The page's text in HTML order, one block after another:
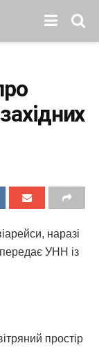
наразі
передає УНН із
простір